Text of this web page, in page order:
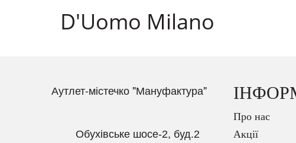
D'Uomo Milano
Аутлет-містечко "Мануфактура"
Обухівське шосе-2, буд.2
Про нас
Акції